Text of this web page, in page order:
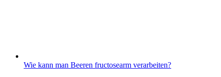
Wie kann man Beeren fructosearm verarbeiten?